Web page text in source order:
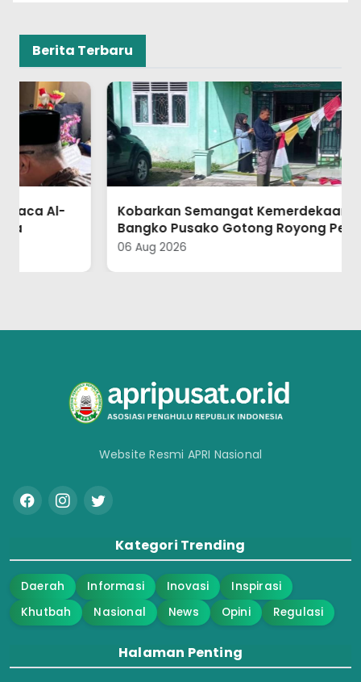
Berita Terbaru
Kobarkan Semangat Kemerdekaan, KUA
Bangko Pusako Gotong Royong Perindah
Lingkungan Kantor
Website Resmi APRI Nasional
Kategori Trending
Daerah Informasi Inovasi
Inspirasi
Khutbah
Nasional News Opini Regulasi
Halaman Penting